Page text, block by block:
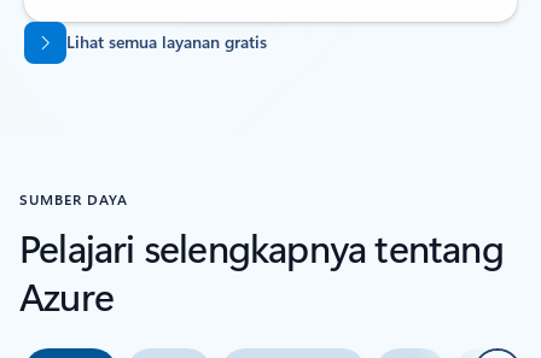
Kembali ke tab
Lihat semua layanan gratis
SUMBER DAYA
Pelajari selengkapnya tentang
Azure